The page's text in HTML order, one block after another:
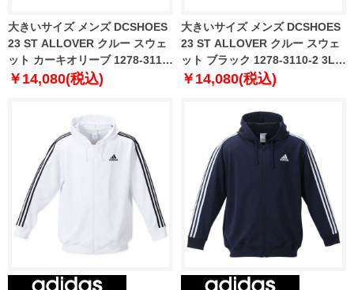
大きいサイズ メンズ DCSHOES
23 ST ALLOVER クルー スウェ
ット カーキオリーブ 1278-3110-
1 3L 4L 5L 6L
￥14,080(税込)
大きいサイズ メンズ DCSHOES
23 ST ALLOVER クルー スウェ
ット ブラック 1278-3110-2 3L
4L 5L 6L
￥14,080(税込)